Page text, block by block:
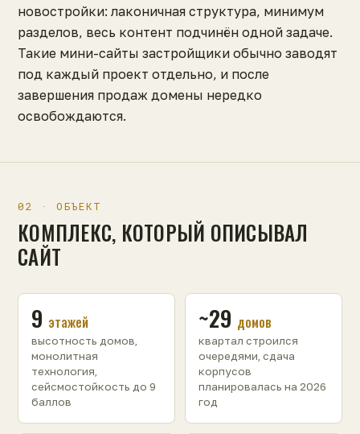
новостройки: лаконичная структура, минимум
разделов, весь контент подчинён одной задаче.
Такие мини-сайты застройщики обычно заводят
под каждый проект отдельно, и после
завершения продаж домены нередко
освобождаются.
02 · ОБЪЕКТ
КОМПЛЕКС, КОТОРЫЙ ОПИСЫВАЛ
САЙТ
9 этажей
высотность домов,
монолитная
технология,
сейсмостойкость до 9
баллов
~29 домов
квартал строился
очередями, сдача
корпусов
планировалась на 2026
год